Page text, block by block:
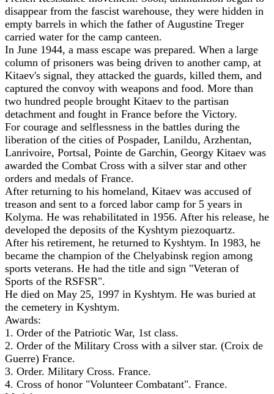
disappear from the fascist warehouse, they were hidden in
empty barrels in which the father of Augustine Treger
carried water for the camp canteen.
In June 1944, a mass escape was prepared. When a large
column of prisoners was being driven to another camp, at
Kitaev's signal, they attacked the guards, killed them, and
captured the convoy with weapons and food. More than
two hundred people brought Kitaev to the partisan
detachment and fought in France before the Victory.
For courage and selflessness in the battles during the
liberation of the cities of Pospader, Lanildu, Arzhentan,
Lanrivoire, Portsal, Pointe de Garchin, Georgy Kitaev was
awarded the Combat Cross with a silver star and other
orders and medals of France.
After returning to his homeland, Kitaev was accused of
treason and sent to a forced labor camp for 5 years in
Kolyma. He was rehabilitated in 1956. After his release, he
developed the deposits of the Kyshtym piezoquartz.
After his retirement, he returned to Kyshtym. In 1983, he
became the champion of the Chelyabinsk region among
sports veterans. He had the title and sign "Veteran of
Sports of the RSFSR".
He died on May 25, 1997 in Kyshtym. He was buried at
the cemetery in Kyshtym.
Awards:
1. Order of the Patriotic War, 1st class.
2. Order of the Military Cross with a silver star. (Croix de
Guerre) France.
3. Order. Military Cross. France.
4. Cross of honor "Volunteer Combatant". France.